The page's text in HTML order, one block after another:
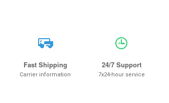
Fast Shipping
Carrier information
24/7 Support
7x24-hour service